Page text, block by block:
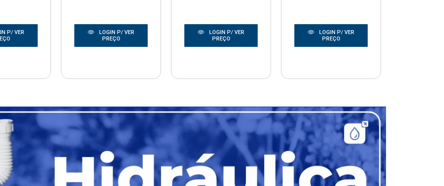
P/ VER
LOGIN P/ VER
PREÇO
LOGIN P/ VER
PREÇO
LOGIN P/ VER
PREÇO